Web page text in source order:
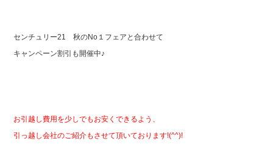
センチュリー21 秋のNo１フェアと合わせて
キャンペーン割引も開催中♪
お引越し費用を少しでもお安くできるよう、
引っ越し会社のご紹介もさせて頂いております!(^^)!